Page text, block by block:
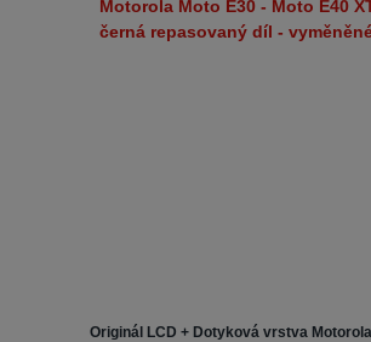
Originál LCD + Dotyková vrstva